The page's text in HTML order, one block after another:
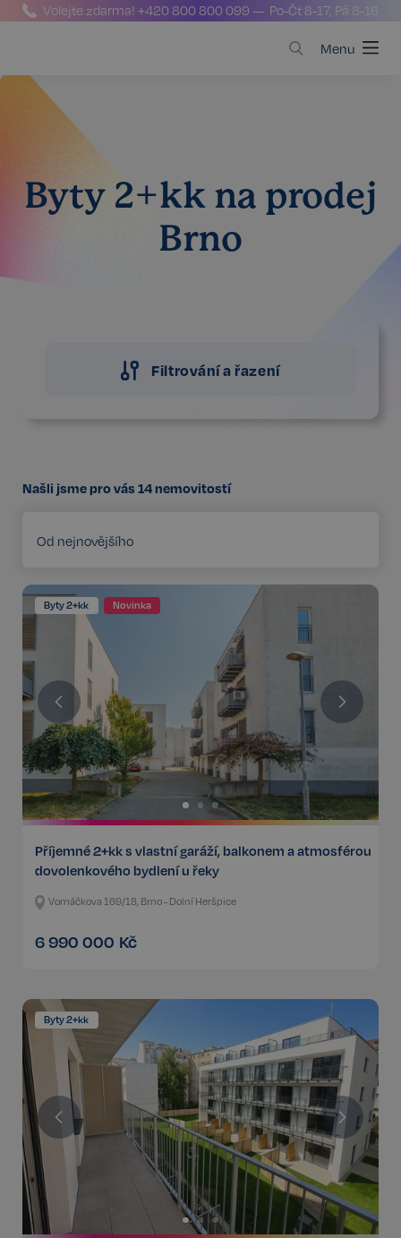
Volejte zdarma!+420 800 800 099 — Po-Čt 8-17, Pá 8-16
Menu
Byty 2+kk na prodej
Brno
Filtrování a řazení
Našli jsme pro vás 14nemovitostí
Od nejnovějšího
Byty 2+kk Novinka
Příjemné 2+kk s vlastní garáží, balkonem a atmosférou
dovolenkového bydlení u řeky
Vomáčkova 169/18, Brno - Dolní Heršpice
6 990 000 Kč
Byty 2+kk